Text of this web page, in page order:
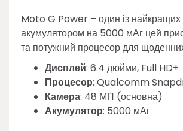
Moto G Power – один із найкращих
акумулятором на 5000 мАг цей
та потужний процесор для
Дисплей: 6.4 дюйми, Full HD+
Процесор: Qualcomm
Камера: 48 МП (основна)
Акумулятор: 5000 мАг